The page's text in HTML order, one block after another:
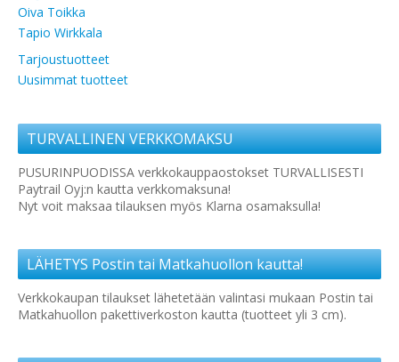
Oiva Toikka
Tapio Wirkkala
Tarjoustuotteet
Uusimmat tuotteet
TURVALLINEN VERKKOMAKSU
PUSURINPUODISSA verkkokauppaostokset TURVALLISESTI
Paytrail Oyj:n kautta verkkomaksuna!
Nyt voit maksaa tilauksen myös Klarna osamaksulla!
LÄHETYS Postin tai Matkahuollon kautta!
Verkkokaupan tilaukset lähetetään valintasi mukaan Postin tai
Matkahuollon pakettiverkoston kautta (tuotteet yli 3 cm).